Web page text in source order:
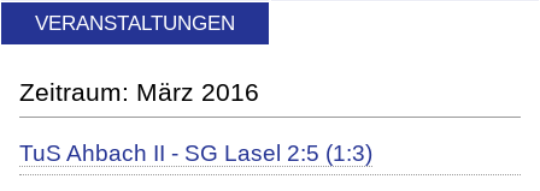
VERANSTALTUNGEN
März 2016
TuS Ahbach II - SG Lasel 2:5 (1:3)